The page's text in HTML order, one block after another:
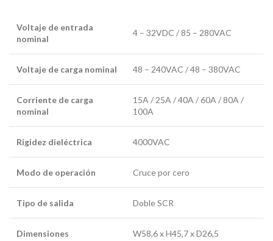
Voltaje de entrada
nominal
4 – 32VDC / 85 – 280VAC
Voltaje de carga nominal 48 – 240VAC / 48 – 380VAC
Corriente de carga
nominal
15A / 25A / 40A / 60A / 80A /
100A
Rigidez dieléctrica 4000VAC
Modo de operación Cruce por cero
Tipo de salida Doble SCR
Dimensiones W58,6 x H45,7 x D26,5